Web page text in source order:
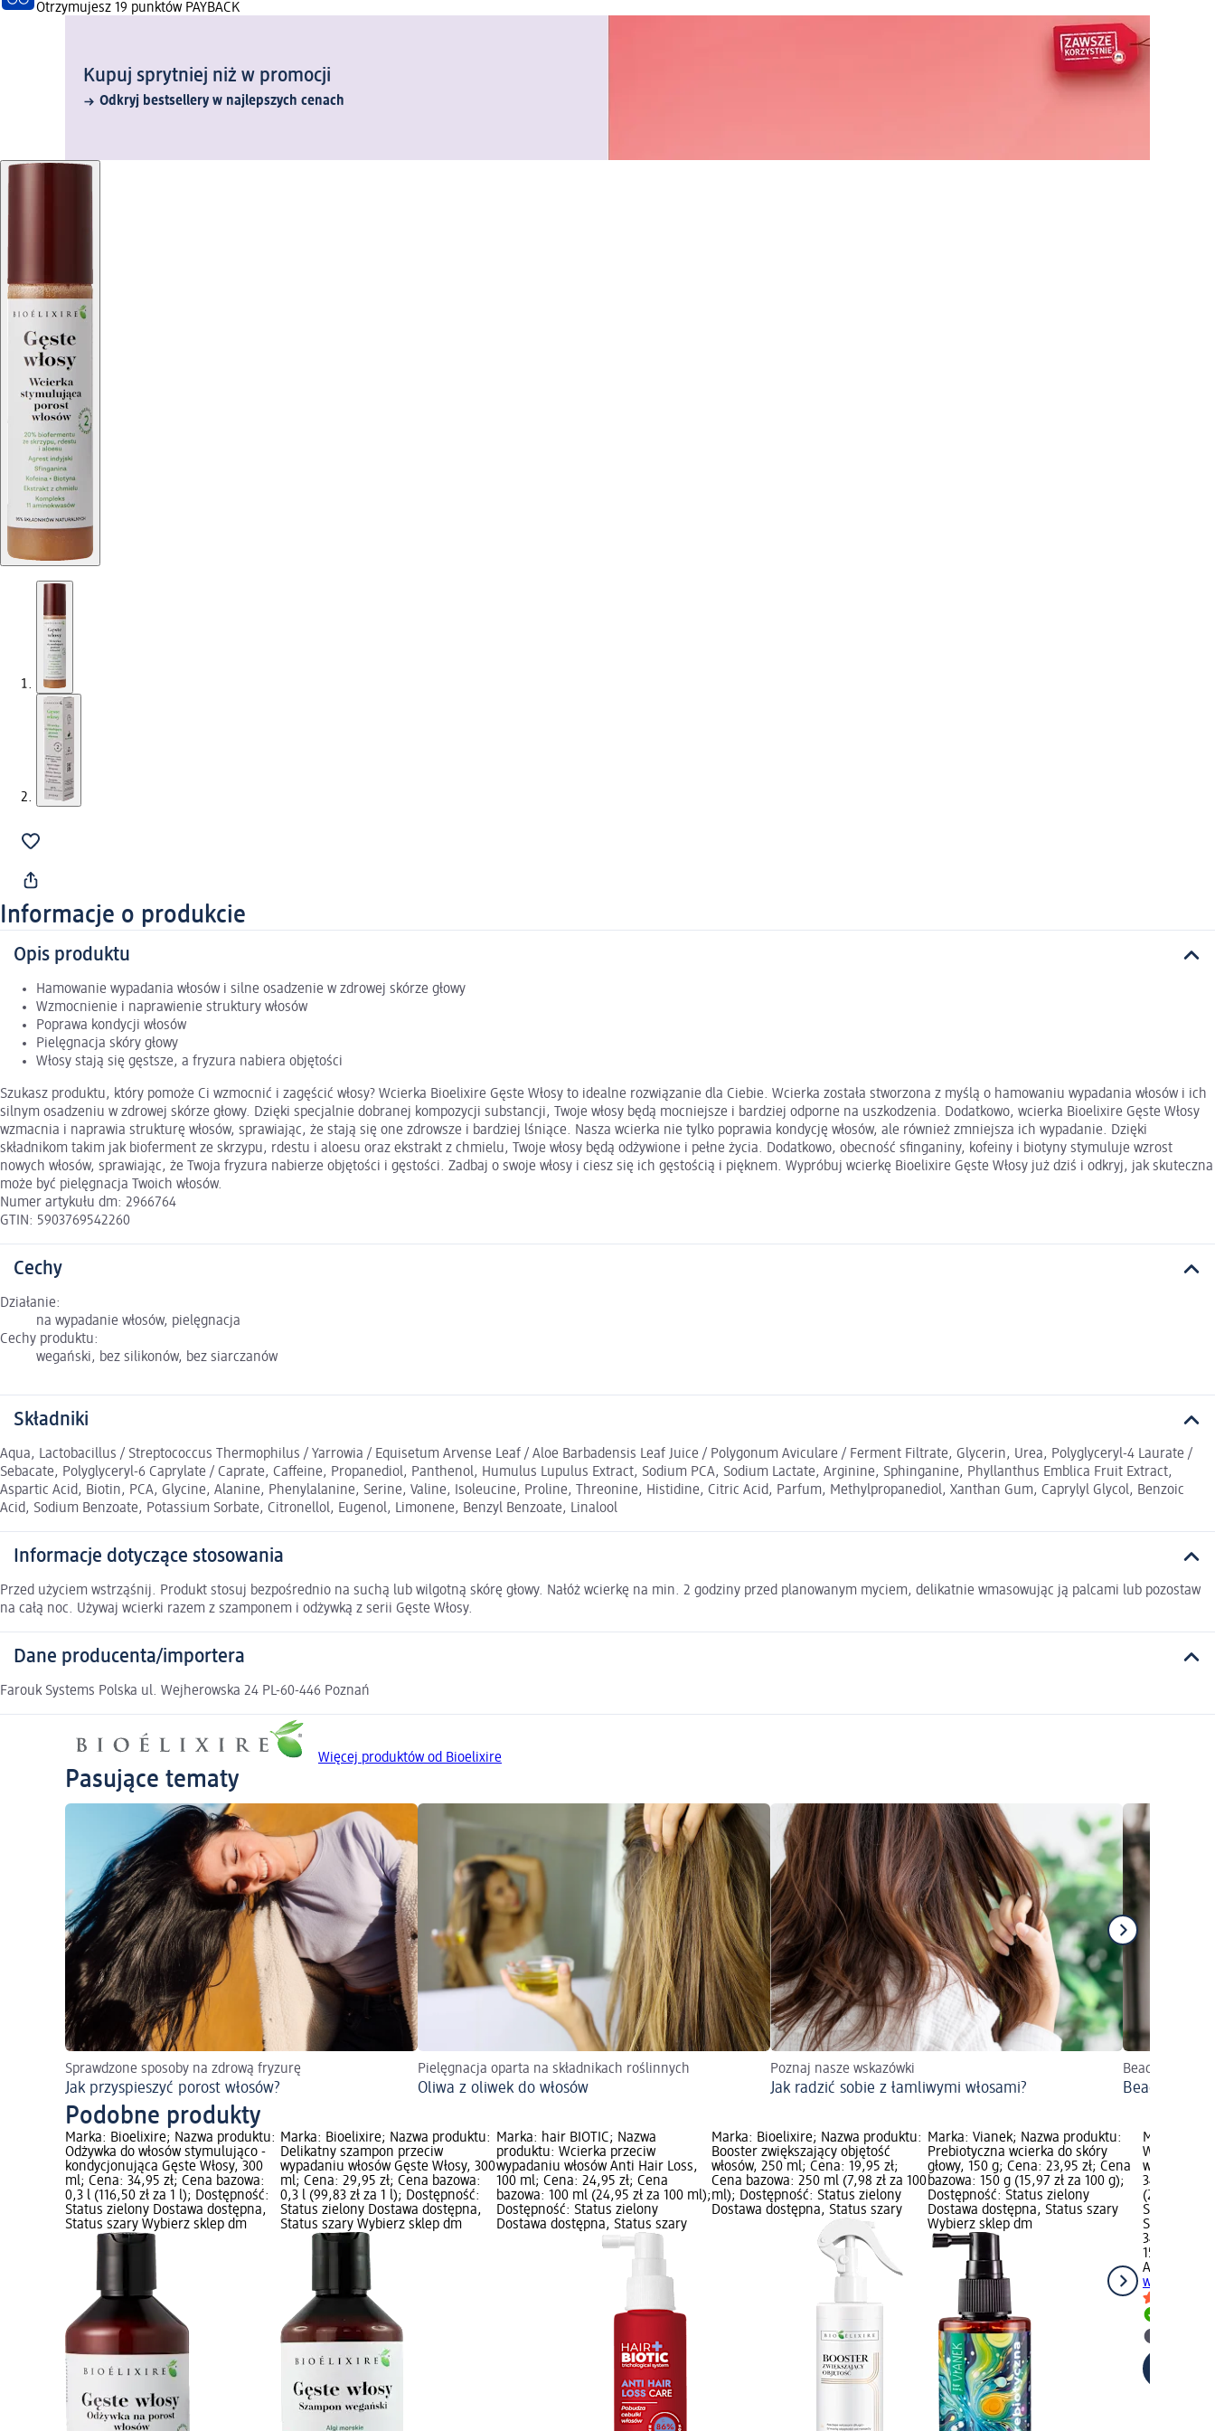
Otrzymujesz 19 punktów PAYBACK
Kupuj sprytniej niż w promocji
Odkryj bestsellery w najlepszych cenach
Informacje o produkcie
Opis produktu
Hamowanie wypadania włosów i silne osadzenie w zdrowej skórze głowy
Wzmocnienie i naprawienie struktury włosów
Poprawa kondycji włosów
Pielęgnacja skóry głowy
Włosy stają się gęstsze, a fryzura nabiera objętości
Szukasz produktu, który pomoże Ci wzmocnić i zagęścić włosy? Wcierka Bioelixire Gęste Włosy to idealne rozwiązanie dla Ciebie. Wcierka została stworzona z myślą o hamowaniu wypadania włosów i ich
silnym osadzeniu w zdrowej skórze głowy. Dzięki specjalnie dobranej kompozycji substancji, Twoje włosy będą mocniejsze i bardziej odporne na uszkodzenia. Dodatkowo, wcierka Bioelixire Gęste Włosy
wzmacnia i naprawia strukturę włosów, sprawiając, że stają się one zdrowsze i bardziej lśniące. Nasza wcierka nie tylko poprawia kondycję włosów, ale również zmniejsza ich wypadanie. Dzięki
składnikom takim jak bioferment ze skrzypu, rdestu i aloesu oraz ekstrakt z chmielu, Twoje włosy będą odżywione i pełne życia. Dodatkowo, obecność sfinganiny, kofeiny i biotyny stymuluje wzrost
nowych włosów, sprawiając, że Twoja fryzura nabierze objętości i gęstości. Zadbaj o swoje włosy i ciesz się ich gęstością i pięknem. Wypróbuj wcierkę Bioelixire Gęste Włosy już dziś i odkryj, jak skuteczna
może być pielęgnacja Twoich włosów.
Numer artykułu dm: 2966764
GTIN: 5903769542260
Cechy
Działanie:
na wypadanie włosów, pielęgnacja
Cechy produktu:
wegański, bez silikonów, bez siarczanów
Składniki
Aqua, Lactobacillus / Streptococcus Thermophilus / Yarrowia / Equisetum Arvense Leaf / Aloe Barbadensis Leaf Juice / Polygonum Aviculare / Ferment Filtrate, Glycerin, Urea, Polyglyceryl-4 Laurate /
Sebacate, Polyglyceryl-6 Caprylate / Caprate, Caffeine, Propanediol, Panthenol, Humulus Lupulus Extract, Sodium PCA, Sodium Lactate, Arginine, Sphinganine, Phyllanthus Emblica Fruit Extract,
Aspartic Acid, Biotin, PCA, Glycine, Alanine, Phenylalanine, Serine, Valine, Isoleucine, Proline, Threonine, Histidine, Citric Acid, Parfum, Methylpropanediol, Xanthan Gum, Caprylyl Glycol, Benzoic
Acid, Sodium Benzoate, Potassium Sorbate, Citronellol, Eugenol, Limonene, Benzyl Benzoate, Linalool
Informacje dotyczące stosowania
Przed użyciem wstrząśnij. Produkt stosuj bezpośrednio na suchą lub wilgotną skórę głowy. Nałóż wcierkę na min. 2 godziny przed planowanym myciem, delikatnie wmasowując ją palcami lub pozostaw
na całą noc. Używaj wcierki razem z szamponem i odżywką z serii Gęste Włosy.
Dane producenta/importera
Farouk Systems Polska ul. Wejherowska 24 PL-60-446 Poznań
Więcej produktów od Bioelixire
Pasujące tematy
Sprawdzone sposoby na zdrową fryzurę
Jak przyspieszyć porost włosów?
Pielęgnacja oparta na składnikach roślinnych
Oliwa z oliwek do włosów
Poznaj nasze wskazówki
Jak radzić sobie z łamliwymi włosami?
Beach waves
Beach waves
Podobne produkty
Marka: Bioelixire; Nazwa produktu:
Odżywka do włosów stymulująco -
kondycjonująca Gęste Włosy, 300
ml; Cena: 34,95 zł; Cena bazowa:
0,3 l (116,50 zł za 1 l); Dostępność:
Status zielony Dostawa dostępna,
Status szary Wybierz sklep dm
Marka: Bioelixire; Nazwa produktu:
Delikatny szampon przeciw
wypadaniu włosów Gęste Włosy, 300
ml; Cena: 29,95 zł; Cena bazowa:
0,3 l (99,83 zł za 1 l); Dostępność:
Status zielony Dostawa dostępna,
Status szary Wybierz sklep dm
Marka: hair BIOTIC; Nazwa
produktu: Wcierka przeciw
wypadaniu włosów Anti Hair Loss,
100 ml; Cena: 24,95 zł; Cena
bazowa: 100 ml (24,95 zł za 100 ml);
Dostępność: Status zielony
Dostawa dostępna, Status szary
Marka: Bioelixire; Nazwa produktu:
Booster zwiększający objętość
włosów, 250 ml; Cena: 19,95 zł;
Cena bazowa: 250 ml (7,98 zł za 100
ml); Dostępność: Status zielony
Dostawa dostępna, Status szary
Marka: Vianek; Nazwa produktu:
Prebiotyczna wcierka do skóry
głowy, 150 g; Cena: 23,95 zł; Cena
bazowa: 150 g (15,97 zł za 100 g);
Dostępność: Status zielony
Dostawa dostępna, Status szary
Wybierz sklep dm
Marka:
Wcierka w
włosów
34,95 zł;
(23,30 zł
Status
Status
34,95 zł
150 ml
Anwen
wzrost